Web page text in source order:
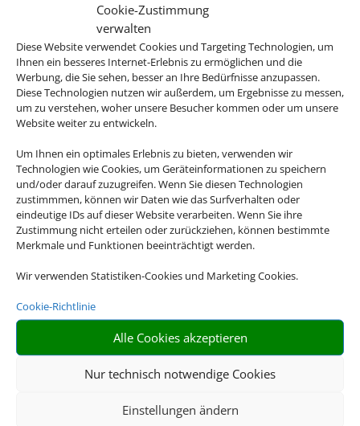
Cookie-Zustimmung
verwalten
Diese Website verwendet Cookies und Targeting Technologien, um
Ihnen ein besseres Internet-Erlebnis zu ermöglichen und die
Werbung, die Sie sehen, besser an Ihre Bedürfnisse anzupassen.
Diese Technologien nutzen wir außerdem, um Ergebnisse zu messen,
um zu verstehen, woher unsere Besucher kommen oder um unsere
Website weiter zu entwickeln.
Um Ihnen ein optimales Erlebnis zu bieten, verwenden wir
Technologien wie Cookies, um Geräteinformationen zu speichern
und/oder darauf zuzugreifen. Wenn Sie diesen Technologien
zustimmmen, können wir Daten wie das Surfverhalten oder
eindeutige IDs auf dieser Website verarbeiten. Wenn Sie ihre
Zustimmung nicht erteilen oder zurückziehen, können bestimmte
Merkmale und Funktionen beeinträchtigt werden.
Wir verwenden Statistiken-Cookies und Marketing Cookies.
Cookie-Richtlinie
Alle Cookies akzeptieren
Nur technisch notwendige Cookies
Einstellungen ändern
Sie wollen einen entspannten Urlaub
mit Ihren Liebsten genießen, viel Platz
und Zeit für sich haben? Mit einem
Ferienhaus oder einer Ferienwohnung
haben Sie mehr Freiheiten als in einem
gewöhnlichen Hotel. Egal ob es ein
oder ob Sie mit Ihrem Hund die Wälder
erkunden wollen: Für nahezu alles gibt
es das passende Angebot.
Buchen Sie bei uns Ihren individuellen
Ferienwohnung – wir machen Ihren
